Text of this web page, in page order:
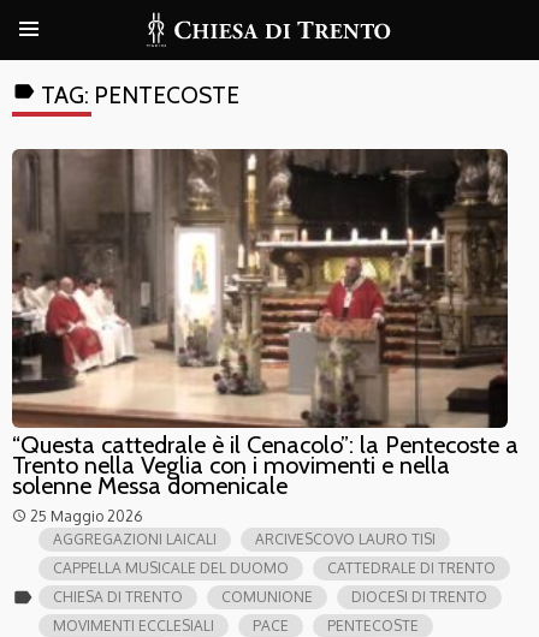
label TAG: PENTECOSTE
“Questa cattedrale è il Cenacolo”: la Pentecoste a
Trento nella Veglia con i movimenti e nella
solenne Messa domenicale
access_time 25 Maggio 2026
label
AGGREGAZIONI LAICALI
ARCIVESCOVO LAURO TISI
CAPPELLA MUSICALE DEL DUOMO
CATTEDRALE DI TRENTO
CHIESA DI TRENTO
COMUNIONE
DIOCESI DI TRENTO
MOVIMENTI ECCLESIALI
PACE
PENTECOSTE